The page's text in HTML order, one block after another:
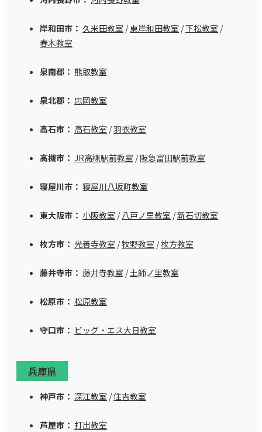
岸和田市： 久米田教室 /東岸和田教室 /下松教室 /
春木教室
泉南郡： 熊取教室
泉北郡： 忠岡教室
高石市： 高石教室 /羽衣教室
高槻市： JR高槻駅前教室 /阪急富田駅前教室
寝屋川市： 寝屋川八坂町教室
東大阪市： 小阪教室 / 八戸ノ里教室 /新石切教室
枚方市： 光善寺教室 /牧野教室 /枚方教室
藤井寺市： 藤井寺教室 /土師ノ里教室
松原市： 松原教室
守口市： ビッグ・エス大日教室
兵庫県
神戸市： 深江教室 /住吉教室
芦屋市： 打出教室